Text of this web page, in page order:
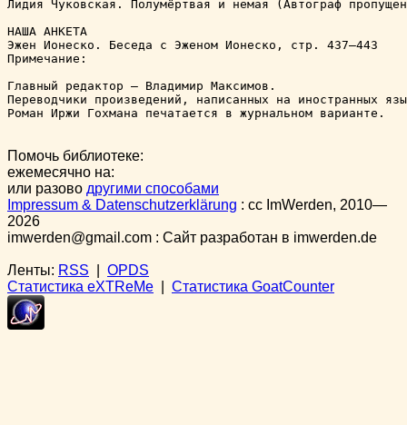
Лидия Чуковская. Полумёртвая и немая (Автограф
НАША АНКЕТА
Эжен Ионеско. Беседа с Эженом Ионеско, стр. 437–443
Примечание:
Главный редактор – Владимир Максимов.
Переводчики произведений, написанных на иностранных
Роман Иржи Гохмана печатается в журнальном варианте.
Помочь библиотеке:
ежемесячно на:
или разово другими способами
Impressum & Datenschutzerklärung : cc ImWerden, 2010—
2026
imwerden@gmail.com : Сайт разработан в imwerden.de
Ленты: RSS
OPDS
Статистика eXTReMe
Статистика GoatCounter